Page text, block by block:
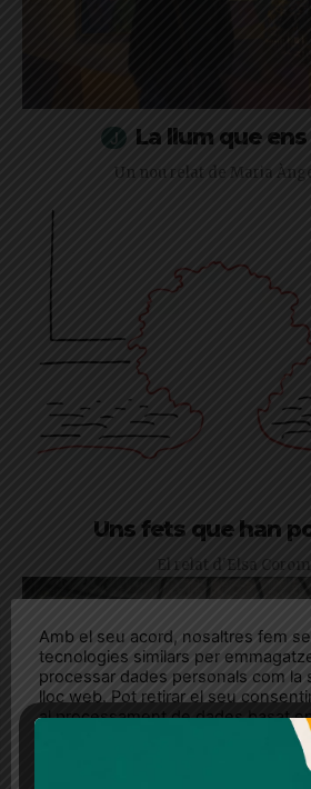
La llum que
Un nou relat de Maria
Uns fets que han
El relat d'Elsa
Amb el seu acord, nosaltres fem
tecnologies similars per
processar dades personals com la
lloc web. Pot retirar el seu
al processament de dades basat
legítims en qualsevol moment
cookies" o a la nostra Política de
lloc web. Si cliques "acceptar"